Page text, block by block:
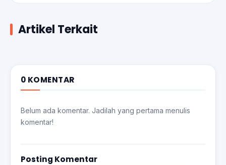
Artikel Terkait
0 KOMENTAR
Belum ada komentar. Jadilah yang pertama menulis
komentar!
Posting Komentar